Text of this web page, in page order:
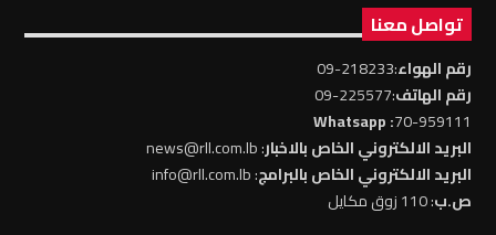
تواصل معنا
رقم الهواء:218233-09
رقم الهاتف:225577-09
70-959111
: Whatsapp
البريد الالكتروني الخاص بالاخبار: news@rll.com.lb
البريد الالكتروني الخاص بالبرامج: info@rll.com.lb
ص.ب: 110 زوق مكايل